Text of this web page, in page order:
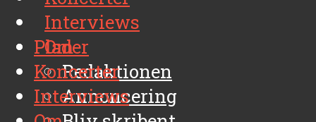
Interviews
Om
Redaktionen
Annoncering
Plader
Koncerter
Interviews